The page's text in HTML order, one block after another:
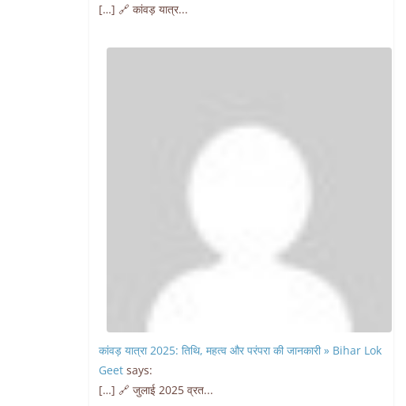
[…] 🔗 कांवड़ यात्र...
कांवड़ यात्रा 2025: तिथि, महत्व और परंपरा की जानकारी » Bihar Lok
Geet says:
[…] 🔗 जुलाई 2025 व्रत...